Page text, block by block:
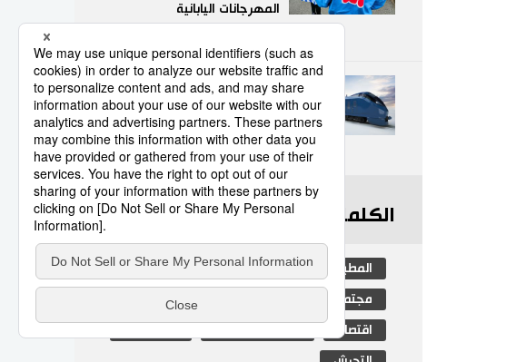
9
المهرجانات اليابانية
10
هل تشهد اليابان عودة قوية
لعصر القطارات الليلية؟
30/07/2026
الكلمات الأكثر بحثا
المطبخ الياباني ثقافة جيجي برس
مجتمع التعليم الياباني
اقتصاد